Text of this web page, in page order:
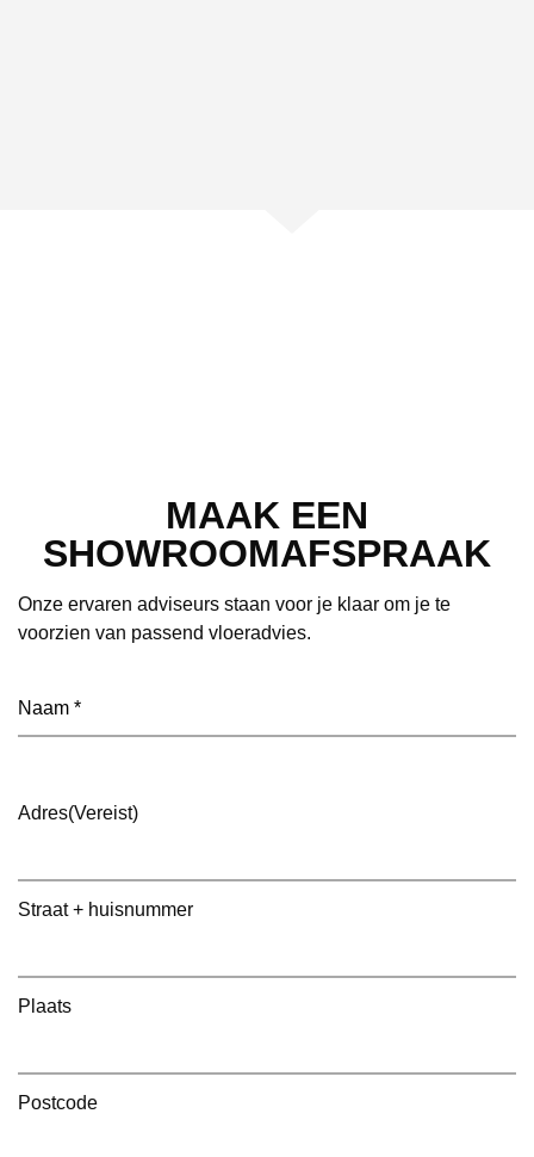
MAAK EEN
SHOWROOMAFSPRAAK
Onze ervaren adviseurs staan voor je klaar om je te
voorzien van passend vloeradvies.
Naam (Vereist)
Adres(Vereist)
Straat + huisnummer
Plaats
Postcode